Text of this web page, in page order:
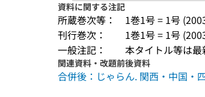
資料に関する注記
所蔵巻次等：
1巻1号 = 1号
刊行巻次：
1巻1号 = 1号
一般注記：
本タイトル等は最
関連資料・改題前後資料
合併後：じゃらん. 関西・中国・